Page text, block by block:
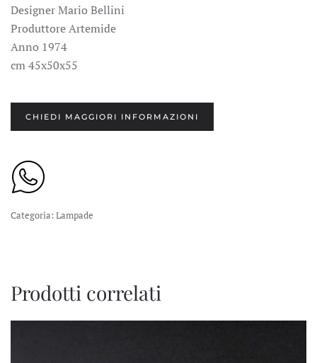
Designer Mario Bellini
Produttore Artemide
Anno 1974
cm 45x50x55
CHIEDI MAGGIORI INFORMAZIONI
Categoria: Lampade
Prodotti correlati